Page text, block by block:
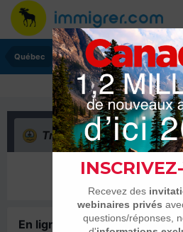
Québec
Triste (0)
Il n’y a encore
En ligne récemment0